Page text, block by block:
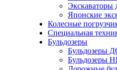
Экскаваторы
Японские
Колесные
Специальная
Бульдозеры
Бульдозеры
Бульдозеры